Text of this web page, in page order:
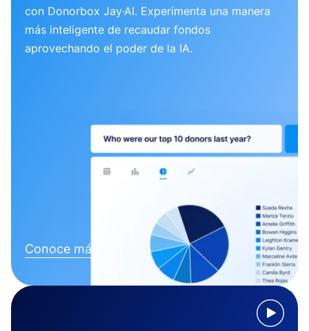
con Donorbox Jay·AI. Experimenta una manera
más inteligente de recaudar fondos
aprovechando el poder de la IA.
Conoce más